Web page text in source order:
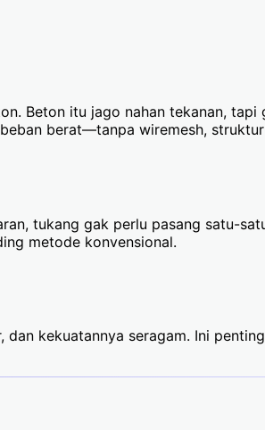
Beton itu jago nahan tekanan,
berat—tanpa wiremesh,
tukang gak perlu pasang satu-
metode konvensional.
kekuatannya seragam. Ini